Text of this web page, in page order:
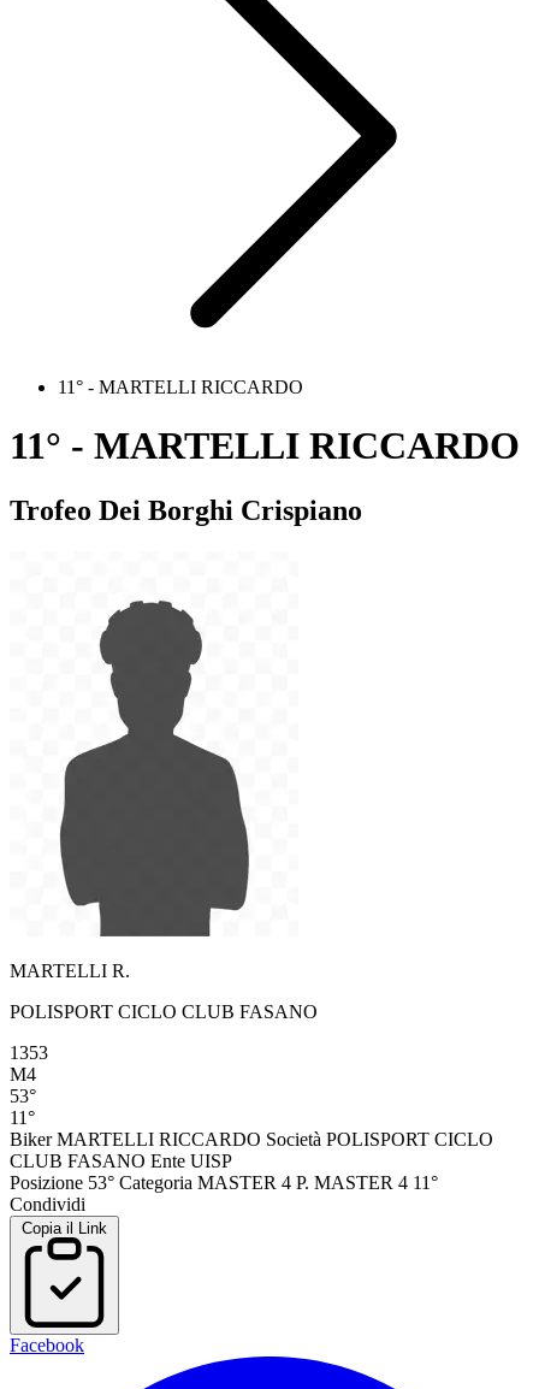
11° - MARTELLI RICCARDO
11° - MARTELLI RICCARDO
Trofeo Dei Borghi Crispiano
MARTELLI R.
POLISPORT CICLO CLUB FASANO
1353
M4
53°
11°
Biker MARTELLI RICCARDO Società POLISPORT CICLO
CLUB FASANO Ente UISP
Posizione 53° Categoria MASTER 4 P. MASTER 4 11°
Condividi
Copia il Link
Facebook